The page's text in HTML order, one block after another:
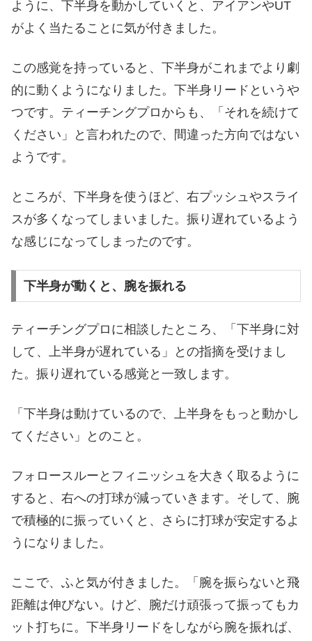
ように、下半身を動かしていくと、アイアンやUT
がよく当たることに気が付きました。
この感覚を持っていると、下半身がこれまでより劇
的に動くようになりました。下半身リードというや
つです。ティーチングプロからも、「それを続けて
ください」と言われたので、間違った方向ではない
ようです。
ところが、下半身を使うほど、右プッシュやスライ
スが多くなってしまいました。振り遅れているよう
な感じになってしまったのです。
下半身が動くと、腕を振れる
ティーチングプロに相談したところ、「下半身に対
して、上半身が遅れている」との指摘を受けまし
た。振り遅れている感覚と一致します。
「下半身は動けているので、上半身をもっと動かし
てください」とのこと。
フォロースルーとフィニッシュを大きく取るように
すると、右への打球が減っていきます。そして、腕
で積極的に振っていくと、さらに打球が安定するよ
うになりました。
ここで、ふと気が付きました。「腕を振らないと飛
距離は伸びない。けど、腕だけ頑張って振ってもカ
ット打ちに。下半身リードをしながら腕を振れば、